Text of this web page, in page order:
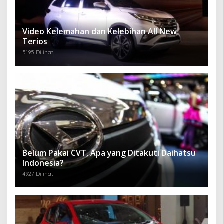
Video Kelemahan dan Kelebihan All New
Terios
5195 Dilihat
Belum Pakai CVT, Apa yang Ditakuti Daihatsu
Indonesia?
4927 Dilihat